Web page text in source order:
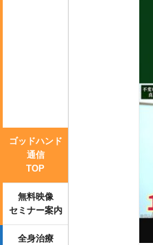
ゴッドハンド
通信
TOP
無料映像
セミナー案内
全身治療